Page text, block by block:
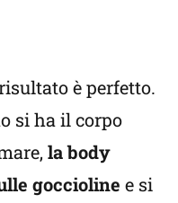
è perfetto.
si ha il corpo
la body
goccioline e si